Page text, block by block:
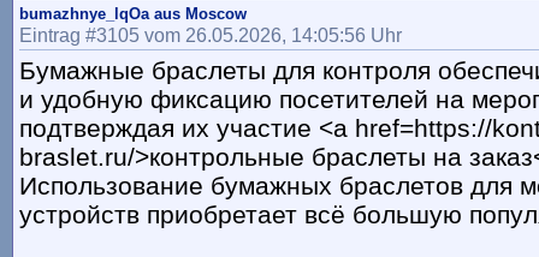
bumazhnye_lqOa aus Moscow
Eintrag #3105 vom 26.05.2026, 14:05:56 Uhr
Бумажные браслеты для контроля
и удобную фиксацию посетителей на
подтверждая их участие <a href=https://
braslet.ru/>контрольные браслеты на
Использование бумажных браслетов для
устройств приобретает всё большую